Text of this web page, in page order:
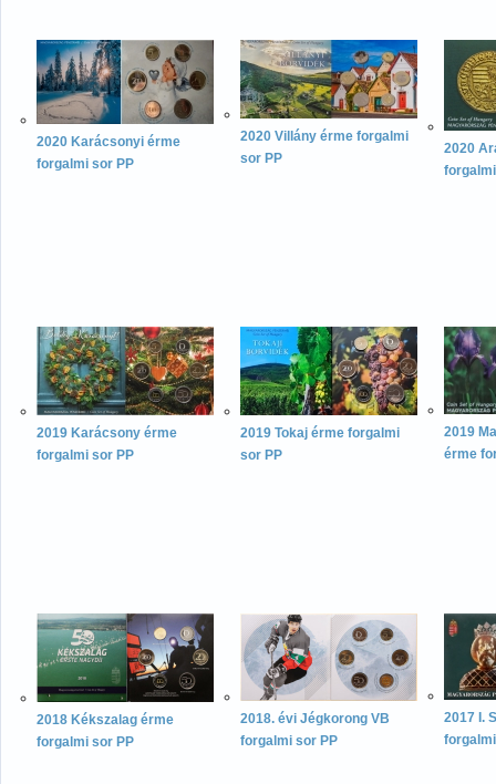
2020 Karácsonyi érme
forgalmi sor PP
2020 Villány érme forgalmi
sor PP
2020
2019 Karácsony érme
forgalmi sor PP
2019 Tokaj érme forgalmi
sor PP
2019
érme
2018 Kékszalag érme
forgalmi sor PP
2018. évi Jégkorong VB
forgalmi sor PP
2017 I.